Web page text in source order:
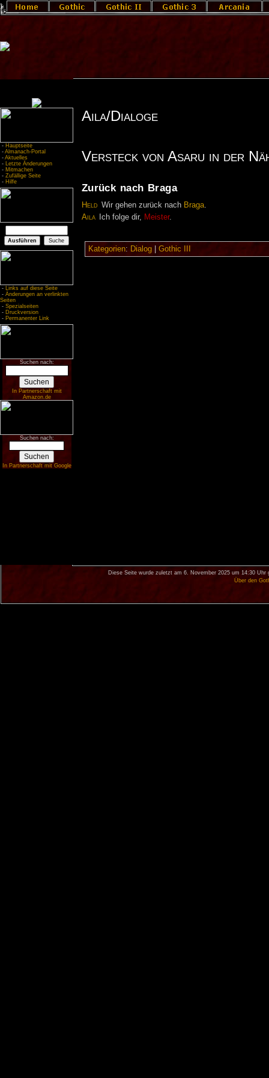
- Hauptseite
- Almanach-Portal
- Aktuelles
- Letzte Änderungen
- Mitmachen
- Zufällige Seite
- Hilfe
- Links auf diese Seite
- Änderungen an verlinkten
Seiten
- Spezialseiten
- Druckversion
- Permanenter Link
Suchen nach:
In Partnerschaft mit
Amazon.de
Suchen nach:
In Partnerschaft mit Google
Aila/Dialoge
Versteck von Asaru in der
Zurück nach Braga
Held Wir gehen zurück nach Braga
Aila
Ich folge dir, Meister.
Kategorien: Dialog| Gothic III
Diese Seite wurde zuletzt am 6. November 2025 um 14:30 Uhr
Über den